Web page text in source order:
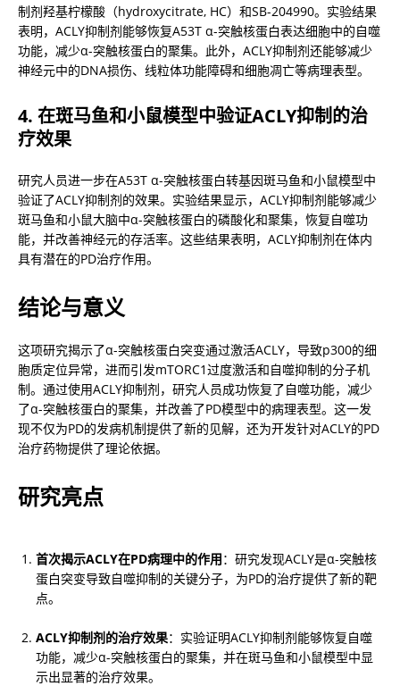
制剂羟基柠檬酸（hydroxycitrate, HC）和SB-204990。实验结果
表明，ACLY抑制剂能够恢复A53T α-突触核蛋白表达细胞中的自噬
功能，减少α-突触核蛋白的聚集。此外，ACLY抑制剂还能够减少
神经元中的DNA损伤、线粒体功能障碍和细胞凋亡等病理表型。
4. 在斑马鱼和小鼠模型中验证ACLY抑制的治
疗效果
研究人员进一步在A53T α-突触核蛋白转基因斑马鱼和小鼠模型中
验证了ACLY抑制剂的效果。实验结果显示，ACLY抑制剂能够减少
斑马鱼和小鼠大脑中α-突触核蛋白的磷酸化和聚集，恢复自噬功
能，并改善神经元的存活率。这些结果表明，ACLY抑制剂在体内
具有潜在的PD治疗作用。
结论与意义
这项研究揭示了α-突触核蛋白突变通过激活ACLY，导致p300的细
胞质定位异常，进而引发mTORC1过度激活和自噬抑制的分子机
制。通过使用ACLY抑制剂，研究人员成功恢复了自噬功能，减少
了α-突触核蛋白的聚集，并改善了PD模型中的病理表型。这一发
现不仅为PD的发病机制提供了新的见解，还为开发针对ACLY的PD
治疗药物提供了理论依据。
研究亮点
首次揭示ACLY在PD病理中的作用：研究发现ACLY是α-突触核
蛋白突变导致自噬抑制的关键分子，为PD的治疗提供了新的靶
点。
ACLY抑制剂的治疗效果：实验证明ACLY抑制剂能够恢复自噬
功能，减少α-突触核蛋白的聚集，并在斑马鱼和小鼠模型中显
示出显著的治疗效果。